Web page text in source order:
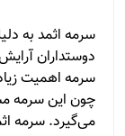
سرمه اثمد به
دوستداران
سرمه اهمیت
چون این سرمه
می‌گیرد. سرمه